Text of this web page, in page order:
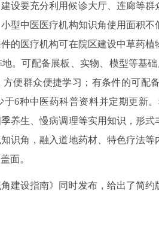
建设要充分利用候诊大厅、连廊等
型中医医疗机构知识角使用面积
的医疗机构可在院区建设中草药
。可配备展板、实物、模型等基
便群众便捷学习；有条件的可配
于6种中医药科普资料并定期更新
养生、慢病调理等实用知识，形
识角，融入道地药材、特色疗法
面。
角建设指南》同时发布，给出了简